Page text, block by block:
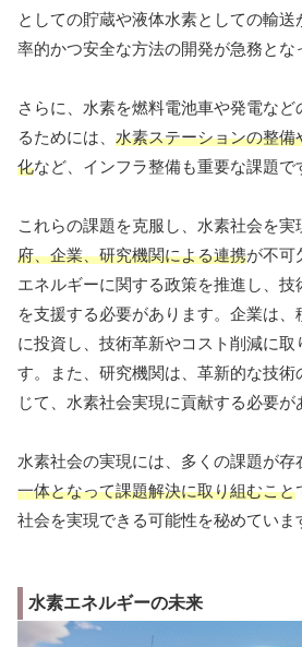
としての貯蔵や液体水素としての輸
率的かつ安全な方法の開発が急務とな
さらに、水素を燃料電池車や発電な
るためには、 水素ステーションの整
化など、インフラ整備も重要な課題で
これらの課題を克服し、水素社会を実
府、企業、研究機関による連携が不可
エネルギーに関する政策を推進し、
を支援する必要があります。企業は
に投資し、技術革新やコスト削減に
す。また、研究機関は、革新的な技術
じて、水素社会実現に貢献する必要が
水素社会の実現には、多くの課題が存
一体となって課題解決に取り組むこと
社会を実現できる可能性を秘めていま
水素エネルギーの未来